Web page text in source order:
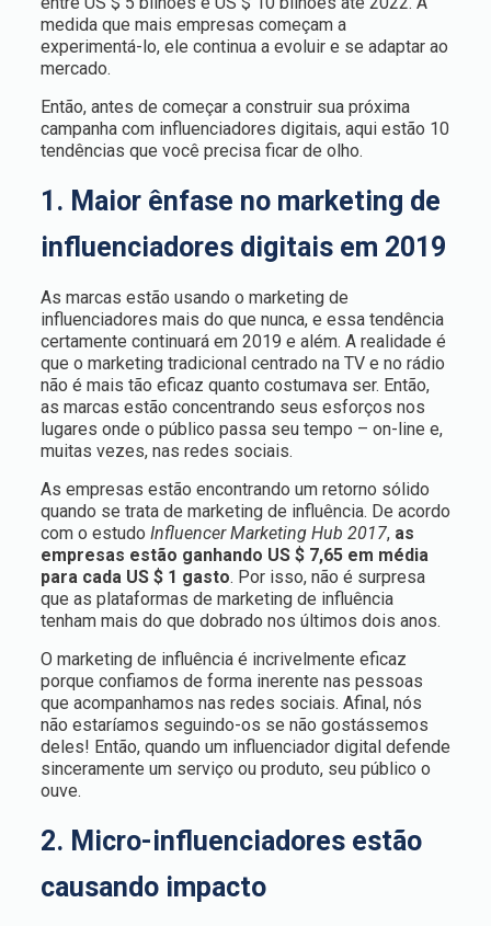
medida que mais empresas começam a
experimentá-lo, ele continua a evoluir e se adaptar ao
mercado.
Então, antes de começar a construir sua próxima
campanha com influenciadores digitais, aqui estão 10
tendências que você precisa ficar de olho.
1. Maior ênfase no marketing de
influenciadores digitais em 2019
As marcas estão usando o marketing de
influenciadores mais do que nunca, e essa tendência
certamente continuará em 2019 e além. A realidade é
que o marketing tradicional centrado na TV e no rádio
não é mais tão eficaz quanto costumava ser. Então,
as marcas estão concentrando seus esforços nos
lugares onde o público passa seu tempo – on-line e,
muitas vezes, nas redes sociais.
As empresas estão encontrando um retorno sólido
quando se trata de marketing de influência. De acordo
com o estudo Influencer Marketing Hub 2017, as
empresas estão ganhando US $ 7,65 em média
para cada US $ 1 gasto. Por isso, não é surpresa
que as plataformas de marketing de influência
tenham mais do que dobrado nos últimos dois anos.
O marketing de influência é incrivelmente eficaz
porque confiamos de forma inerente nas pessoas
que acompanhamos nas redes sociais. Afinal, nós
não estaríamos seguindo-os se não gostássemos
deles! Então, quando um influenciador digital defende
sinceramente um serviço ou produto, seu público o
ouve.
2. Micro-influenciadores estão
causando impacto